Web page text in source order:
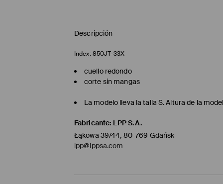
Descripción
Index: 850JT-33X
cuello redondo
corte sin mangas
La modelo lleva la talla S. Altura de la
Fabricante: LPP S.A.
Łąkowa 39/44, 80-769 Gdańsk
lpp@lppsa.com